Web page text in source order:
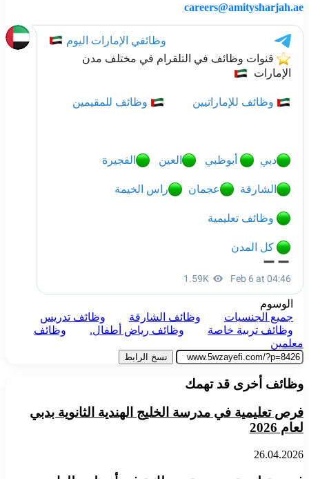
careers@amitysharjah.ae
الوسوم
جميع الجنسيات
وظائف الشارقة
وظائف تدريس
وظائف تربية خاصة
وظائف رياض أطفال.
وظائف
معلمين
نسخ الرابط
وظائف أخرى قد تهمك
فرص تعليمية في مدرسة الخليج الهندية الثانوية بدبي
لعام 2026
26.04.2026